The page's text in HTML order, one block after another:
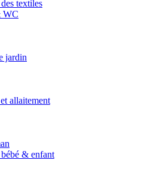
textiles
WC
jardin
allaitement
& enfant